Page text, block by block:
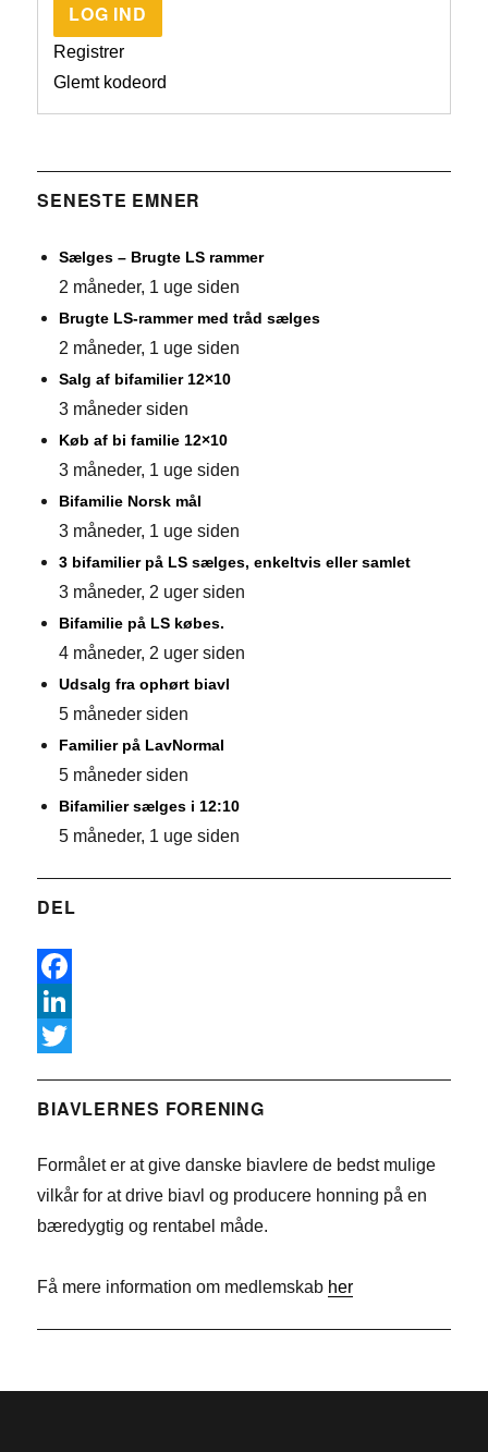
LOG IND
Registrer
Glemt kodeord
SENESTE EMNER
Sælges – Brugte LS rammer
2 måneder, 1 uge siden
Brugte LS-rammer med tråd sælges
2 måneder, 1 uge siden
Salg af bifamilier 12×10
3 måneder siden
Køb af bi familie 12×10
3 måneder, 1 uge siden
Bifamilie Norsk mål
3 måneder, 1 uge siden
3 bifamilier på LS sælges, enkeltvis eller samlet
3 måneder, 2 uger siden
Bifamilie på LS købes.
4 måneder, 2 uger siden
Udsalg fra ophørt biavl
5 måneder siden
Familier på LavNormal
5 måneder siden
Bifamilier sælges i 12:10
5 måneder, 1 uge siden
DEL
F
a
e
o
L
n
e
n
w
t
r
BIAVLERNES FORENING
Formålet er at give danske biavlere de bedst mulige
vilkår for at drive biavl og producere honning på en
bæredygtig og rentabel måde.
Få mere information om medlemskab her